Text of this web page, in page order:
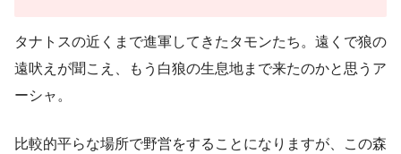
タナトスの近くまで進軍してきたタモンたち。遠くで狼の
遠吠えが聞こえ、もう白狼の生息地まで来たのかと思うア
ーシャ。
比較的平らな場所で野営をすることになりますが、この森